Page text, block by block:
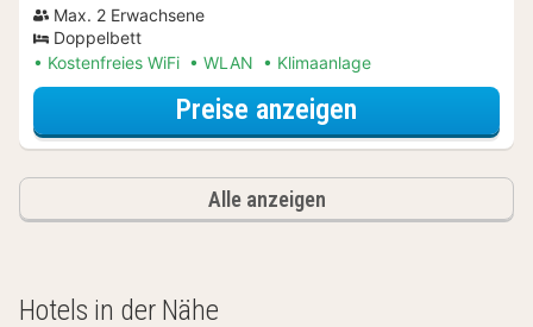
Max. 2 Erwachsene
Doppelbett
Kostenfreies WiFi
WLAN Klimaanlage
Preise anzeigen
Alle anzeigen
Hotels in der Nähe